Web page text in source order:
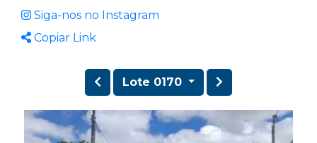
Siga-nos no Instagram
Copiar Link
Lote 0170